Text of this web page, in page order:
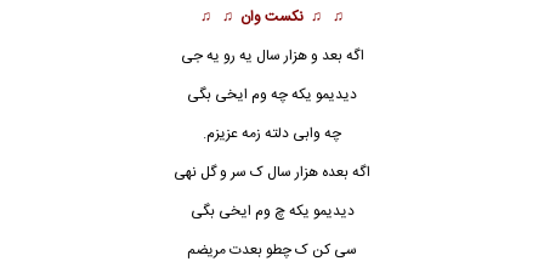
♫ ♫ نکست وان ♫ ♫
اگه بعد وهزار سال یه رو یه جی
دیدیمو یکه چه وم ایخی بگی
چه وابی دلته زمه عزیزم.
اگه بعده هزار سال ک سر و گل نهی
دیدیمو یکه چ وم ایخی بگی
سی کن ک چطو بعدت مریضم